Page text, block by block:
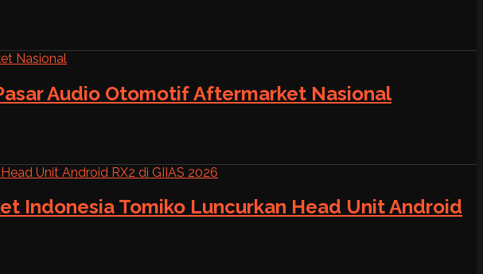
Audio Otomotif Aftermarket Nasional
Indonesia Tomiko Luncurkan Head Unit Android